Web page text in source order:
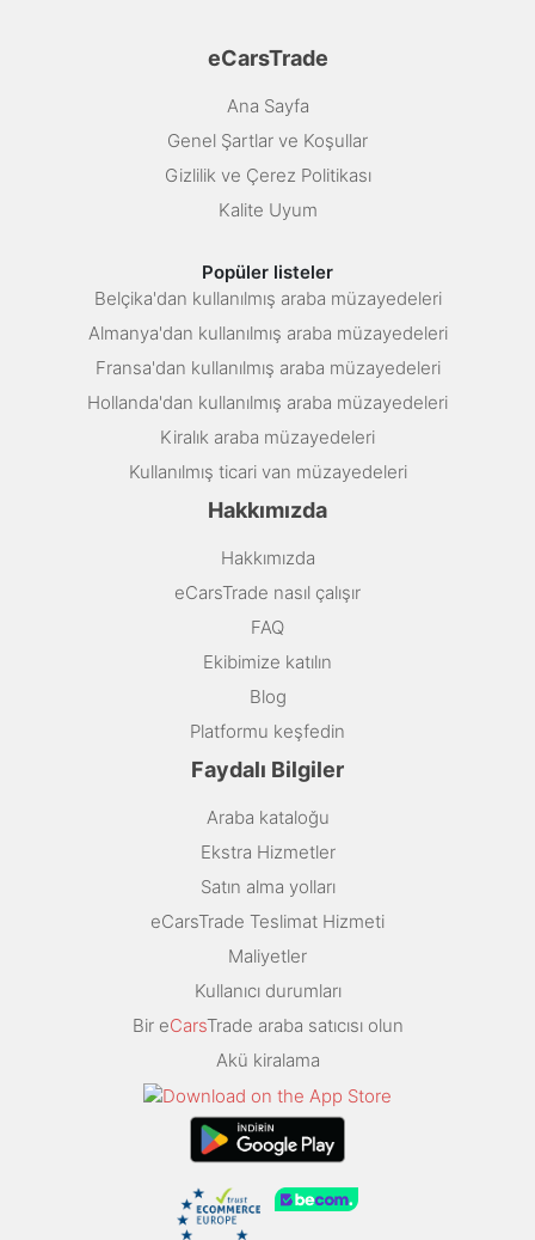
eCarsTrade
Ana Sayfa
Genel Şartlar ve Koşullar
Gizlilik ve Çerez Politikası
Kalite Uyum
Popüler listeler
Belçika'dan kullanılmış araba müzayedeleri
Almanya'dan kullanılmış araba müzayedeleri
Fransa'dan kullanılmış araba müzayedeleri
Hollanda'dan kullanılmış araba müzayedeleri
Kiralık araba müzayedeleri
Kullanılmış ticari van müzayedeleri
Hakkımızda
Hakkımızda
eCarsTrade nasıl çalışır
FAQ
Ekibimize katılın
Blog
Platformu keşfedin
Faydalı Bilgiler
Araba kataloğu
Ekstra Hizmetler
Satın alma yolları
eCarsTrade Teslimat Hizmeti
Maliyetler
Kullanıcı durumları
Bir eCarsTrade araba satıcısı olun
Akü kiralama